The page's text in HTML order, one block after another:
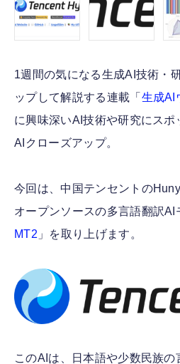
1週間の気になる生成AI技術・
ップして解説する連載「 生成AI
に興味深いAI技術や研究にス
AIクローズアップ。
今回は、中国テンセントの
オープンソースの多言語翻訳AI
MT2 」を取り上げます。
このAIは、日本語や少数民族の